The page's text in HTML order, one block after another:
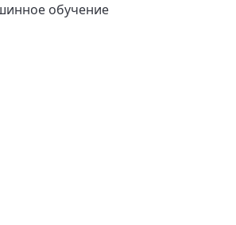
обучение